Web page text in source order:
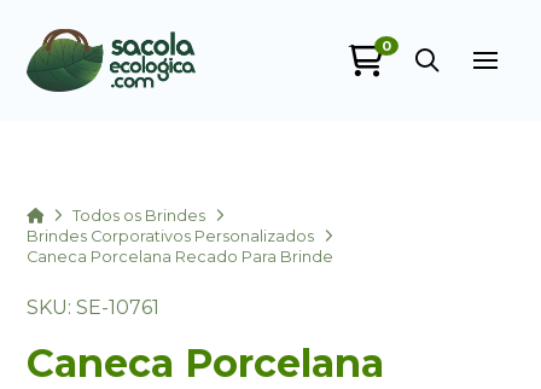
0
HomeTodos os Brindes
Brindes Corporativos Personalizados
Caneca Porcelana Recado Para Brinde
SKU: SE-10761
Caneca Porcelana